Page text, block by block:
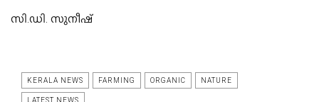
സി.ഡി. സുനീഷ്
KERALA NEWS FARMING ORGANIC NATURE
LATEST NEWS